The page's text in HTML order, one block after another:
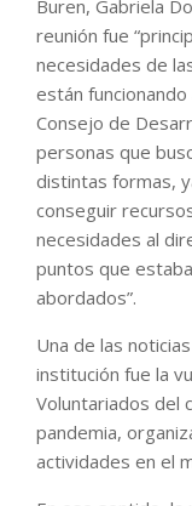
Buren, Gabriela
reunión fue
necesidades de
están
Consejo de
personas que
distintas formas,
conseguir
necesidades al
puntos que
abordados”.
Una de las
institución fue la
Voluntariados del
pandemia,
actividades en el